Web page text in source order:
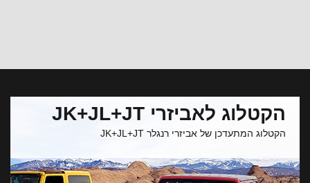
הקטלוג לאביזרי JK+JL+JT
הקטלוג המתעדכן של אביזרי רנגלר JK+JL+JT